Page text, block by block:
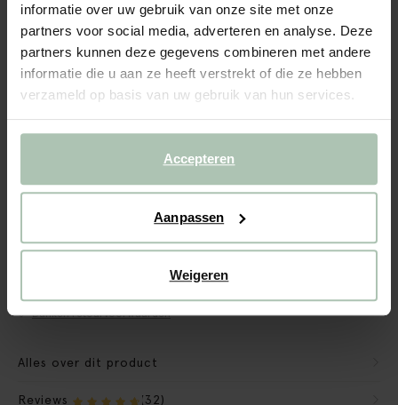
informatie over uw gebruik van onze site met onze
partners voor social media, adverteren en analyse. Deze
partners kunnen deze gegevens combineren met andere
informatie die u aan ze heeft verstrekt of die ze hebben
verzameld op basis van uw gebruik van hun services.
Accepteren
Aanpassen
Weigeren
1 Model:3-zits (1x) + opties
VOEG TOE AAN WINKELMAND2049.00€
Verpakkingsmateriaal nemen we mee
Banken retourvoorwaarden
Alles over dit product
Reviews (32)